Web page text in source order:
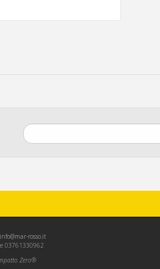
info@mar-rosso.it
03761330962
Zero®